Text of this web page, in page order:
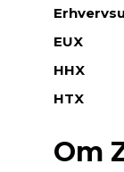
EUX
HHX
HTX
Om